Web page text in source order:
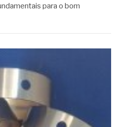
para o bom